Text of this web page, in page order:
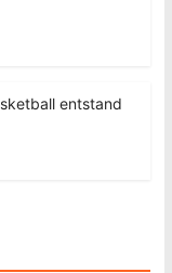
entstand